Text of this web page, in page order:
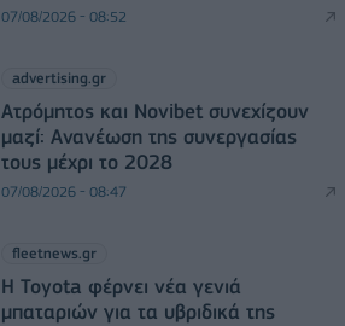
07/08/2026 - 08:52
advertising.gr
Ατρόμητος και Novibet συνεχίζουν
μαζί: Ανανέωση της συνεργασίας
τους μέχρι το 2028
07/08/2026 - 08:47
fleetnews.gr
Η Toyota φέρνει νέα γενιά
μπαταριών για τα υβριδικά της